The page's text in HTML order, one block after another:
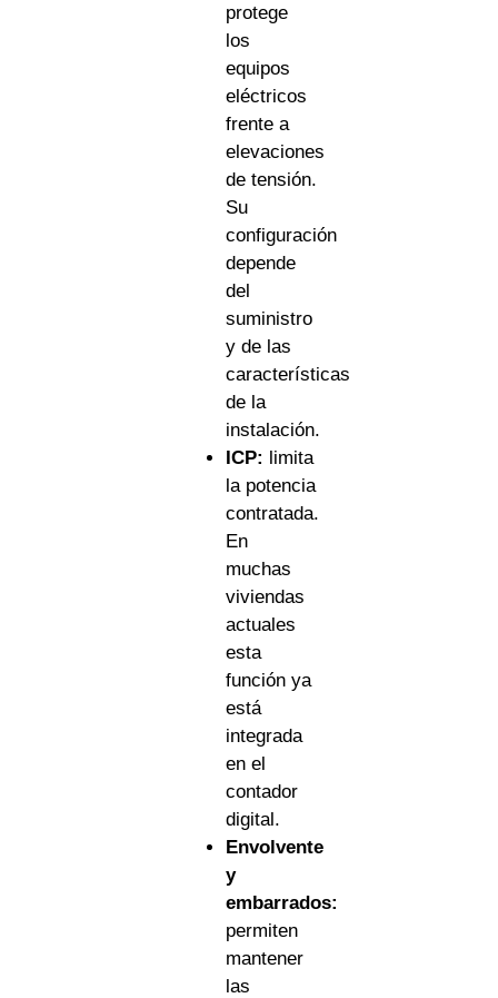
protege
los
equipos
eléctricos
frente a
elevaciones
de tensión.
Su
configuración
depende
del
suministro
y de las
características
de la
instalación.
ICP: limita
la potencia
contratada.
En
muchas
viviendas
actuales
esta
función ya
está
integrada
en el
contador
digital.
Envolvente
y
embarrados:
permiten
mantener
las